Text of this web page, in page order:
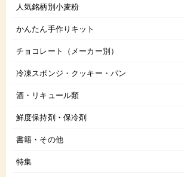
人気銘柄別小麦粉
かんたん手作りキット
チョコレート（メーカー別）
冷凍スポンジ・クッキー・パン
酒・リキュール類
鮮度保持剤・保冷剤
書籍・その他
特集